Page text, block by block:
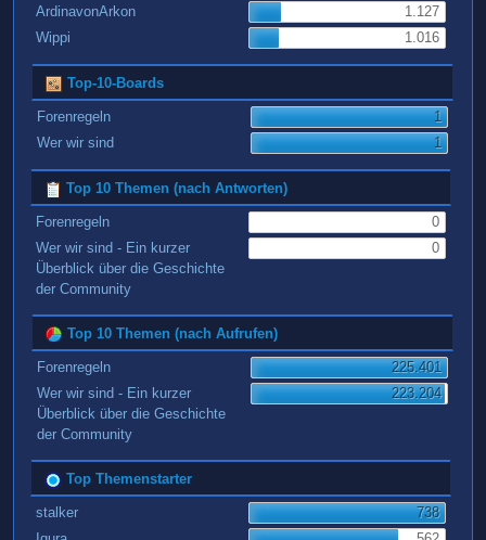
ArdinavonArkon
1.127
Wippi
1.016
Top-10-Boards
Forenregeln
1
Wer wir sind
1
Top 10 Themen (nach Antworten)
Forenregeln
0
Wer wir sind - Ein kurzer
Überblick über die Geschichte
der Community
0
Top 10 Themen (nach Aufrufen)
Forenregeln
225.401
Wer wir sind - Ein kurzer
Überblick über die Geschichte
der Community
223.204
Top Themenstarter
stalker
738